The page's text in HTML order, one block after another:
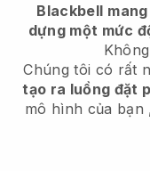
Blackbell
dựng một mức
Chúng tôi có rất
tạo ra luồng đặt
mô hình của bạn